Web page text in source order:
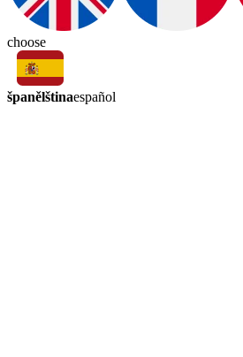
choose
španělštinaespañol